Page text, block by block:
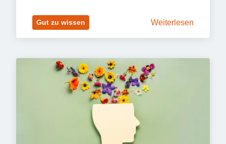
Gut zu wissen Weiterlesen